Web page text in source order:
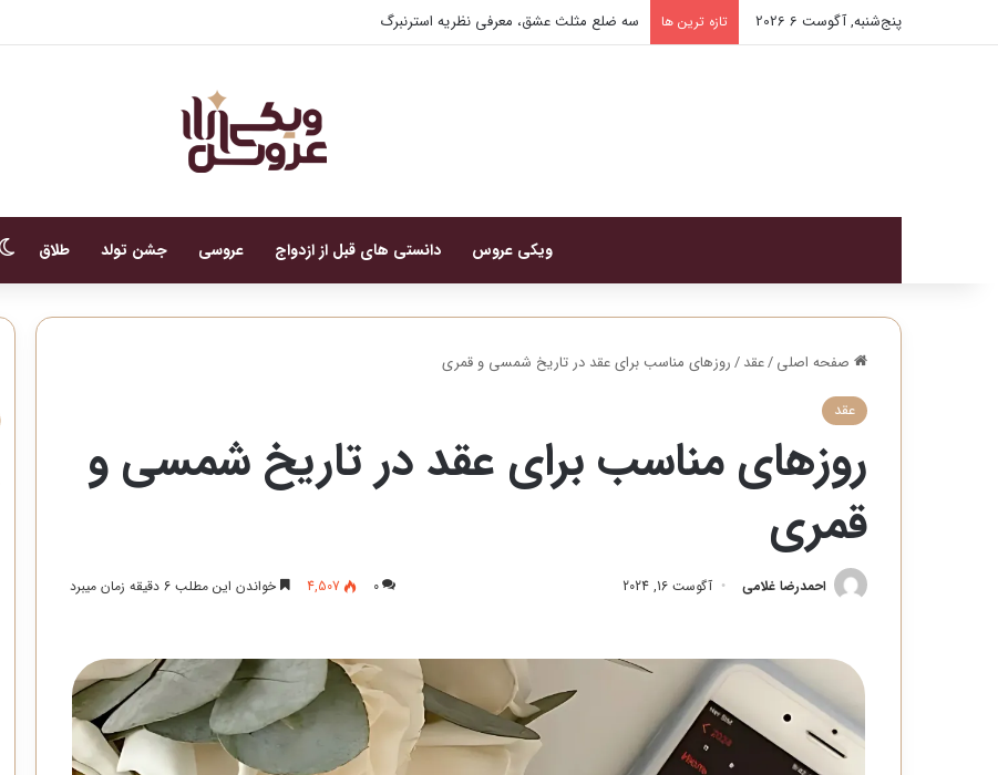
پنج‌شنبه, آگوست 6 2026 تازه ترین ها سه ضلع مثلث عشق، معرفی نظریه استرنبرگ
ویکی عروس دانستی های قبل از ازدواج عروسی جشن تولد طلاق
صفحه اصلی/عقد/روزهای مناسب برای عقد در تاریخ شمسی و قمری
عقد
روزهای مناسب برای عقد در تاریخ شمسی و
قمری
احمدرضا غلامی آگوست 16, 2024 0
4,507 خواندن این مطلب 6 دقیقه زمان میبرد